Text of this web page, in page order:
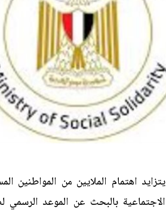
يتزايد اهتمام الملايين من المواطنين
الاجتماعية بالبحث عن الموعد